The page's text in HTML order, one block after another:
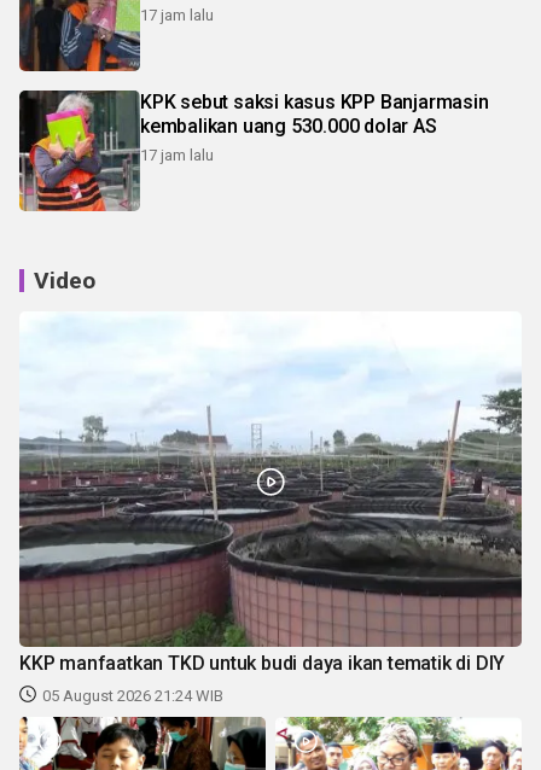
17 jam lalu
KPK sebut saksi kasus KPP Banjarmasin
kembalikan uang 530.000 dolar AS
17 jam lalu
Video
KKP manfaatkan TKD untuk budi daya ikan tematik di DIY
05 August 2026 21:24 WIB